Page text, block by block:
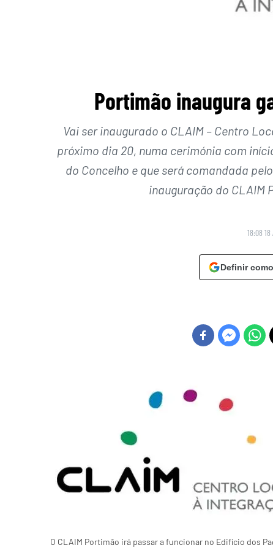
Portimão inaugura
Vai ser inaugurado o CLAIM – Centro
próximo dia 20, numa cerimónia com
do Concelho e que será comandada
inauguração do
18:08
Definir
O CLAIM Portimão irá passar a funcionar no Edifício dos